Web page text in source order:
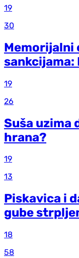
19
30
sankcijama:
19
26
Suša uzima
hrana?
19
13
Piskavica i
gube
18
58